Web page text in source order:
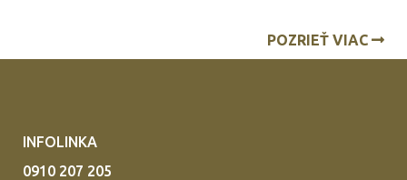
POZRIEŤ VIAC
INFOLINKA
0910 207 205